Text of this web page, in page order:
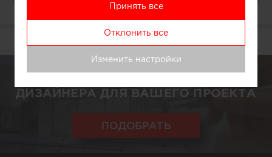
ПОДБЕРЕМ АРХИТЕКТОРА ИЛИ
ДИЗАЙНЕРА ДЛЯ ВАШЕГО ПРОЕКТА
ПОДОБРАТЬ
Принять все
Отклонить все
Изменить настройки